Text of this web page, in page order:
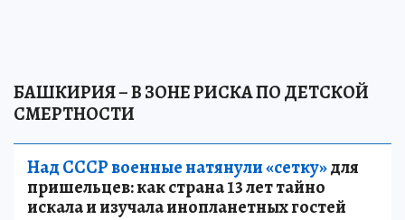
БАШКИРИЯ – В ЗОНЕ РИСКА ПО ДЕТСКОЙ
СМЕРТНОСТИ
Над СССР военные натянули «сетку»для
пришельцев: как страна 13 лет тайно
искала и изучала инопланетных гостей